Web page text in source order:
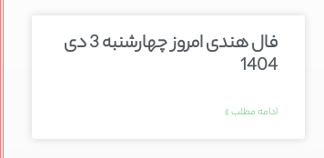
فال هندی امروز چهارشنبه 3 دی
1404
ادامه مطلب »